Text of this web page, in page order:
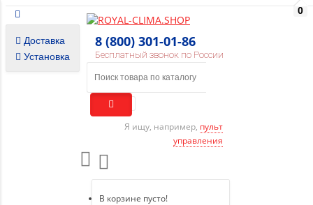
Доставка
Установка
8 (800) 301-01-86
Бесплатный звонок по России
Я ищу, например, пульт
управления
0
В корзине пусто!